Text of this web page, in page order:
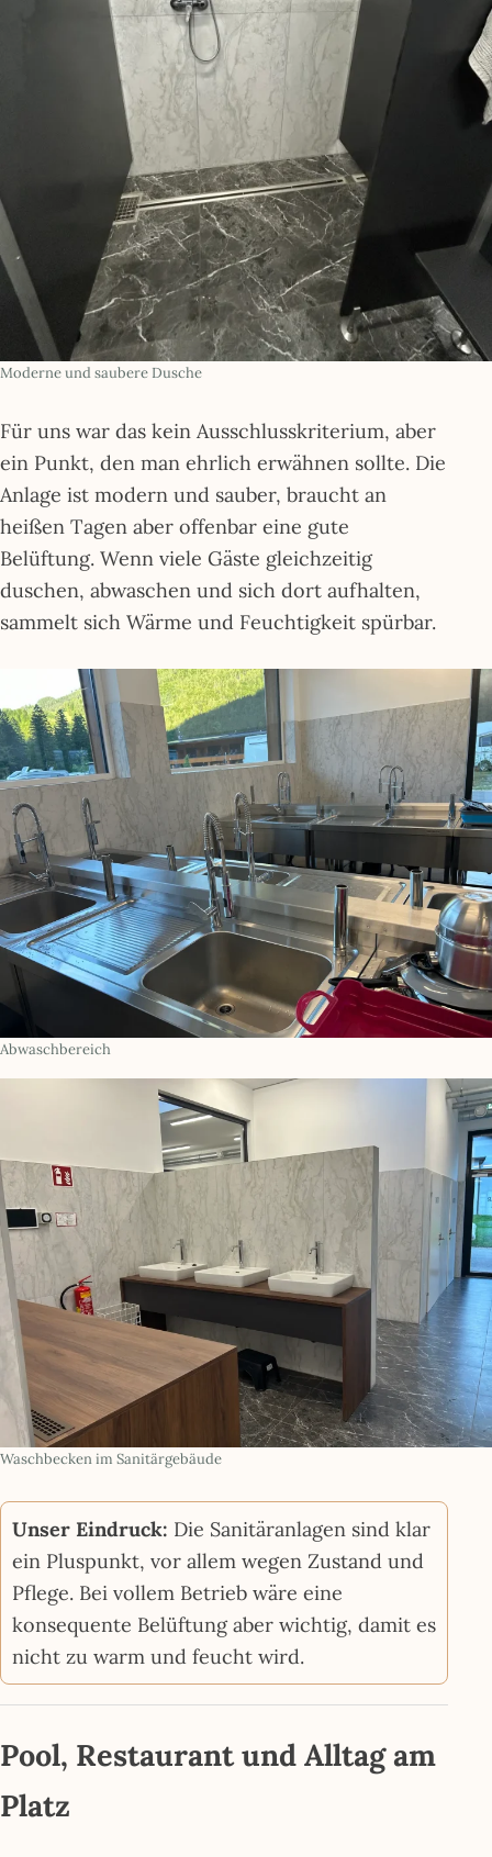
Moderne und saubere Dusche
Für uns war das kein Ausschlusskriterium, aber
ein Punkt, den man ehrlich erwähnen sollte. Die
Anlage ist modern und sauber, braucht an
heißen Tagen aber offenbar eine gute
Belüftung. Wenn viele Gäste gleichzeitig
duschen, abwaschen und sich dort aufhalten,
sammelt sich Wärme und Feuchtigkeit spürbar.
Abwaschbereich
Waschbecken im Sanitärgebäude
Unser Eindruck: Die Sanitäranlagen sind klar
ein Pluspunkt, vor allem wegen Zustand und
Pflege. Bei vollem Betrieb wäre eine
konsequente Belüftung aber wichtig, damit es
nicht zu warm und feucht wird.
Pool, Restaurant und Alltag am
Platz